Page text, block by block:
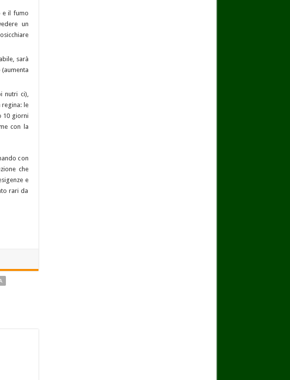
e il fumo
un
sarà
(aumenta
nutri ci),
regina: le
10 giorni
con la
con
che
e
rari da